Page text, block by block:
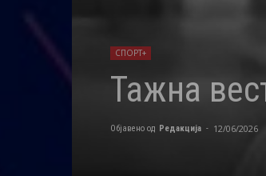
СПОРТ+
Тажна
Објавено од Редакција - 12/06/2026